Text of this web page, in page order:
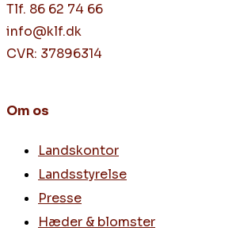
Tlf. 86 62 74 66
info@klf.dk
CVR: 37896314
Om os
Landskontor
Landsstyrelse
Presse
Hæder & blomster